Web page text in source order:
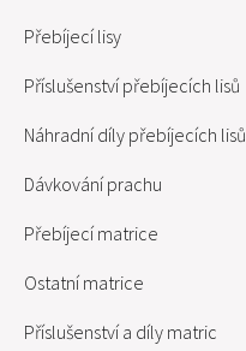
Přebíjecí lisy
Příslušenství přebíjecích lisů
Náhradní díly přebíjecích lisů
Dávkování prachu
Přebíjecí matrice
Ostatní matrice
Příslušenství a díly matric